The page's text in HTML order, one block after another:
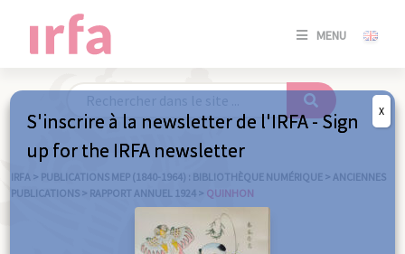
MENU
SE
/
IRFA > PUBLICATIONS MEP (1840-1964) : BIBLIOTHÈQUE NUMÉRIQUE > ANCIENNES
PUBLICATIONS > RAPPORT ANNUEL 1924 > QUINHON
S'inscrire à la newsletter de l'IRFA - Sign
up for the IRFA newsletter
X